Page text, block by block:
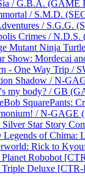
/ G.B.A. (GAME
/ S.M.D.
/ S.G.G.
Crimes / N.D.S.
Mutant Ninja
Show: Mordecai
- One Way Trip /
Shadow / N-
my body? / GB
SquarePants:
/ N-GAGE
Silver Star Story
of Chima:
Rick to
Robobot
Deluxe